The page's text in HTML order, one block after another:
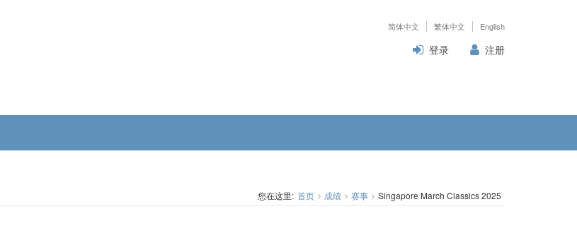
简体中文 繁体中文 English
登录 注册
您在这里: 首页 成绩 赛事 Singapore March Classics 2025